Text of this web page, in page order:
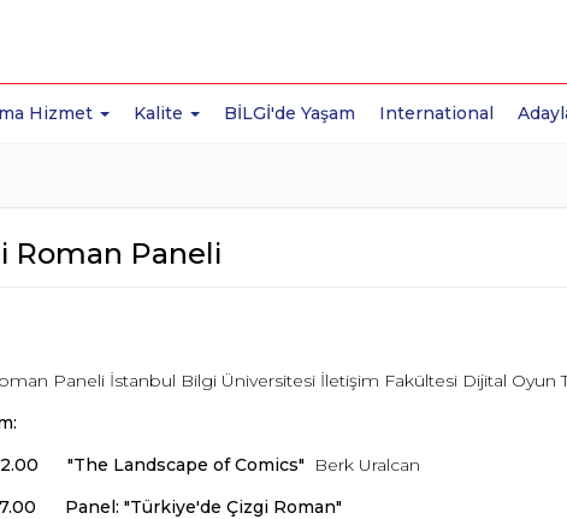
Hizmet Kalite BİLGİ'de Yaşam International
Roman Paneli
Paneli İstanbul Bilgi Üniversitesi İletişim Fakültesi Dijital Oyun
"The Landscape of Comics"
Berk Uralcan
Panel: "Türkiye'de Çizgi Roman"